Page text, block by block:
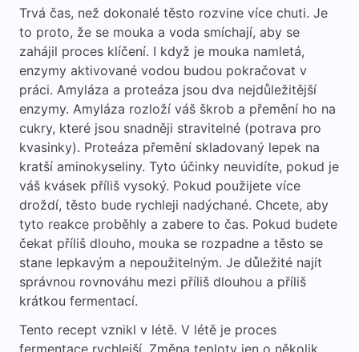
Trvá čas, než dokonalé těsto rozvine více chuti. Je
to proto, že se mouka a voda smíchají, aby se
zahájil proces klíčení. I když je mouka namletá,
enzymy aktivované vodou budou pokračovat v
práci. Amyláza a proteáza jsou dva nejdůležitější
enzymy. Amyláza rozloží váš škrob a přemění ho na
cukry, které jsou snadněji stravitelné (potrava pro
kvasinky). Proteáza přemění skladovaný lepek na
kratší aminokyseliny. Tyto účinky neuvidíte, pokud je
váš kvásek příliš vysoký. Pokud použijete více
droždí, těsto bude rychleji nadýchané. Chcete, aby
tyto reakce proběhly a zabere to čas. Pokud budete
čekat příliš dlouho, mouka se rozpadne a těsto se
stane lepkavým a nepoužitelným. Je důležité najít
správnou rovnováhu mezi příliš dlouhou a příliš
krátkou fermentací.
Tento recept vznikl v létě. V létě je proces